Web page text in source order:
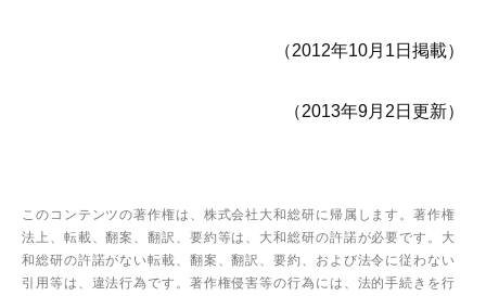
（2012年10月1日掲載）
（2013年9月2日更新）
このコンテンツの著作権は、株式会社大和総研に帰属します。著作権
法上、転載、翻案、翻訳、要約等は、大和総研の許諾が必要です。大
和総研の許諾がない転載、翻案、翻訳、要約、および法令に従わない
引用等は、違法行為です。著作権侵害等の行為には、法的手続きを行